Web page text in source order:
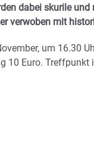
dabei skurile und
verwoben mit
um 16.30
10 Euro. Treffpunkt